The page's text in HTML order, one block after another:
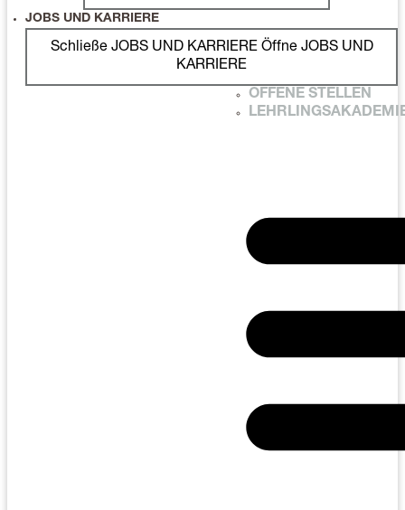
JOBS UND KARRIERE
Schließe JOBS UND KARRIERE Öffne JOBS UND
KARRIERE
OFFENE STELLEN